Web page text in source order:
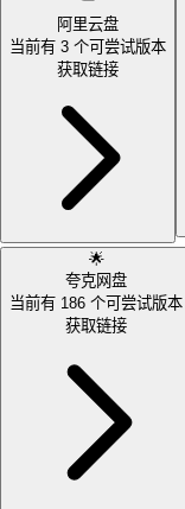
阿里云盘
当前有 3 个可尝试版本
获取链接
🌟
夸克网盘
当前有 186 个可尝试版本
获取链接